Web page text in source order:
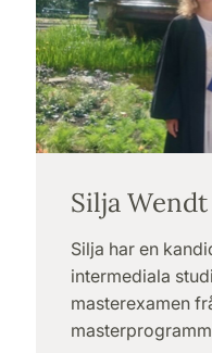
Silja Wendt
Silja har en
intermediala
masterexamen